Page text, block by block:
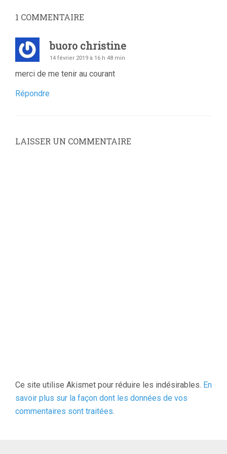
1 COMMENTAIRE
buoro christine
14 février 2019 à 16 h 48 min
merci de me tenir au courant
Répondre
LAISSER UN COMMENTAIRE
Ce site utilise Akismet pour réduire les indésirables. En
savoir plus sur la façon dont les données de vos
commentaires sont traitées.